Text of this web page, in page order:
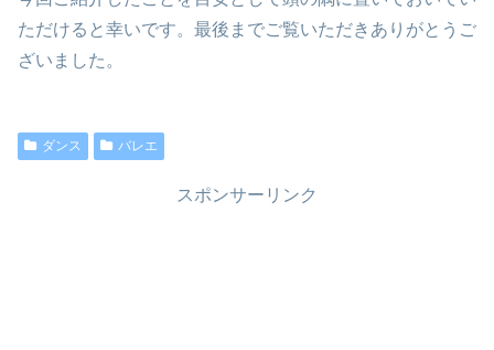
ただけると幸いです。最後までご覧いただきありがとうご
ざいました。
ダンス バレエ
スポンサーリンク